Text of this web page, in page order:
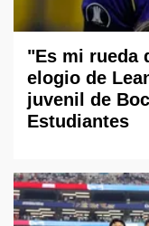
"Es mi rueda
elogio de
juvenil de
Estudiantes